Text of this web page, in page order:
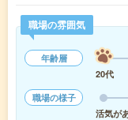
職場の雰囲気
年齢層
20代
職場の様子
活気が